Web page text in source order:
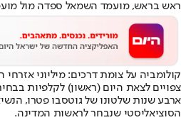
ראש בראש, מועמד השמאל ספדה מול
קולומביה על צומת דרכים: מיליוני
צפויים לצאת היום (ראשון) לקלפיות
ארבע שנות שלטונו של גוטסבו פטרו,
הסוציאליסטי שנבחר לראשות המדינה.